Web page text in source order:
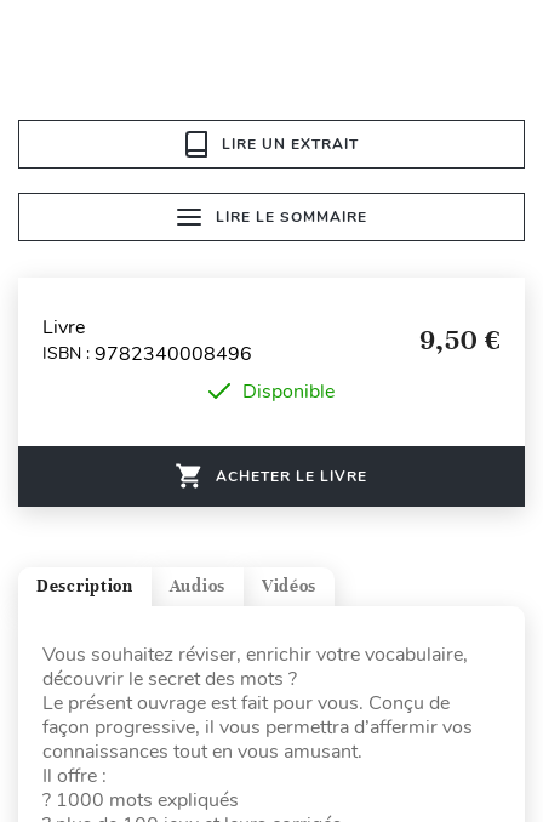
LIRE UN EXTRAIT
LIRE LE SOMMAIRE
Livre
ISBN : 9782340008496 9,50 €
Disponible
ACHETER LE LIVRE
Vidéos
Audios
Description
Vous souhaitez réviser, enrichir votre vocabulaire,
découvrir le secret des mots ?
Le présent ouvrage est fait pour vous. Conçu de
façon progressive, il vous permettra d’affermir vos
connaissances tout en vous amusant.
Il offre :
? 1000 mots expliqués